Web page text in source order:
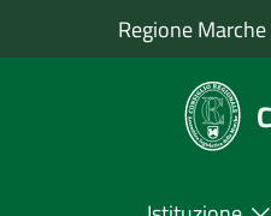
Regione Marche